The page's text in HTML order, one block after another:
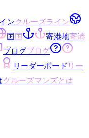
ンクルーズライン
国国 寄港地寄港
ブログブログ
リーダーボード リー
クルーズマンズとは